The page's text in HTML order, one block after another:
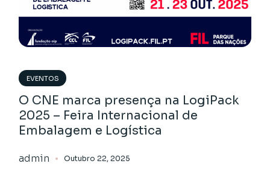
EVENTOS
O CNE marca presença na LogiPack
2025 – Feira Internacional de
Embalagem e Logística
admin Outubro 22, 2025